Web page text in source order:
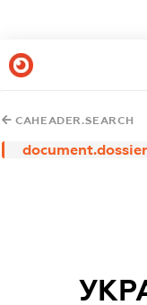
CAHEADER.SEARCH
document.dossier